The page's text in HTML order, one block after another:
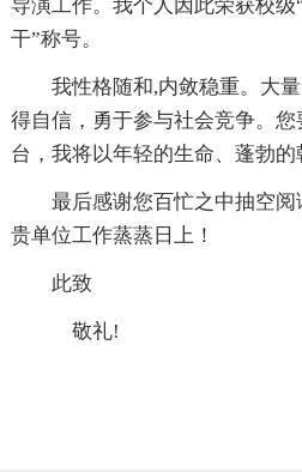
导演工作。我个人因此荣获校级
干”称号。
我性格随和,内敛稳重。大
得自信，勇于参与社会竞争。
台，我将以年轻的生命、蓬勃的
最后感谢您百忙之中抽空
贵单位工作蒸蒸日上！
此致
敬礼!